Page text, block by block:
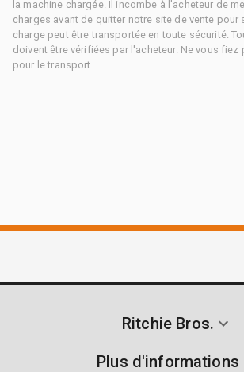
la machine chargée. Il incombe à l'acheteur de
charges avant de quitter notre site de vente pour
charge peut être transportée en toute sécurité.
doivent être vérifiées par l'acheteur. Ne vous fiez
pour le transport.
Ritchie Bros.
Plus d'informations